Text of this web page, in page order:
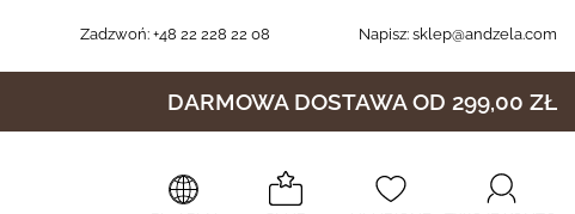
Zadzwoń: +48 22 228 22 08 Napisz: sklep@andzela.com
DARMOWA DOSTAWA OD 299,00 ZŁ